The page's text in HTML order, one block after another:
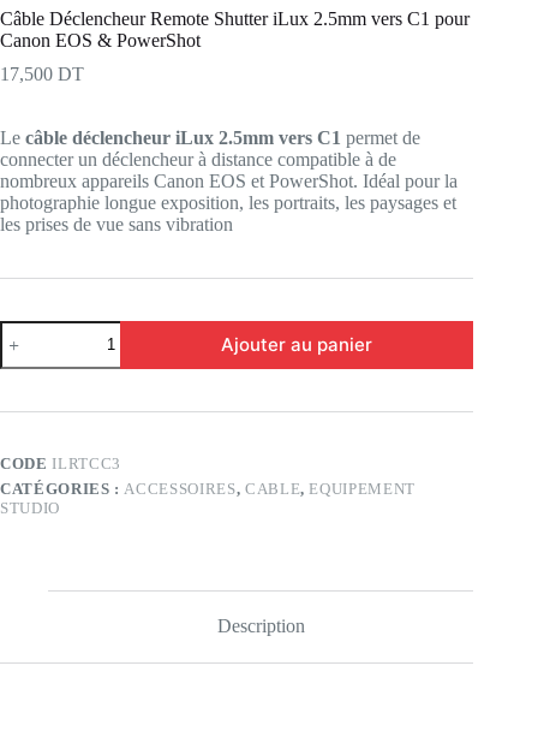
Câble Déclencheur Remote Shutter iLux 2.5mm vers C1 pour
Canon EOS & PowerShot
17,500 DT
Le câble déclencheur iLux 2.5mm vers C1 permet de
connecter un déclencheur à distance compatible à de
nombreux appareils Canon EOS et PowerShot. Idéal pour la
photographie longue exposition, les portraits, les paysages et
les prises de vue sans vibration
quantité
de
Câble
Remote
2.5mm
vers
C1
Ajouter au panier
CODE ILRTCC3
CATÉGORIES : ACCESSOIRES, CABLE,EQUIPEMENT
STUDIO
Description